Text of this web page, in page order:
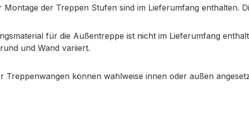
der Treppen Stufen sind im Lieferumfang enthalten.
für die Außentreppe ist nicht im Lieferumfang
und Wand variiert.
Treppenwangen können wahlweise innen oder außen